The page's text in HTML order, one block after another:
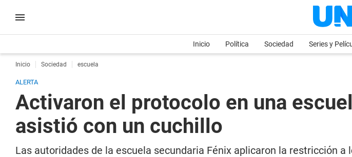
Inicio Política Sociedad Series y
Inicio Sociedad escuela
ALERTA
Activaron el protocolo en una
asistió con un cuchillo
Las autoridades de la escuela secundaria Fénix aplicaron la restricción